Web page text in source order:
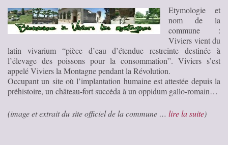
Etymologie et
nom de la
commune :
Viviers vient du
latin vivarium “pièce d’eau d’étendue restreinte destinée à
l’élevage des poissons pour la consommation”. Viviers s’est
appelé Viviers la Montagne pendant la Révolution.
Occupant un site où l’implantation humaine est attestée depuis la
préhistoire, un château-fort succéda à un oppidum gallo-romain…
(image et extrait du site officiel de la commune … lire la suite)